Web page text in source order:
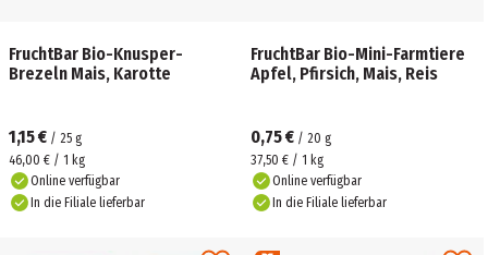
FruchtBar Bio-Knusper-
Brezeln Mais, Karotte
1,15 € / 25 g
46,00 € / 1 kg
Online verfügbar
In die Filiale lieferbar
FruchtBar Bio-Mini-Farmtiere
Apfel, Pfirsich, Mais, Reis
0,75 € / 20 g
37,50 € / 1 kg
Online verfügbar
In die Filiale lieferbar